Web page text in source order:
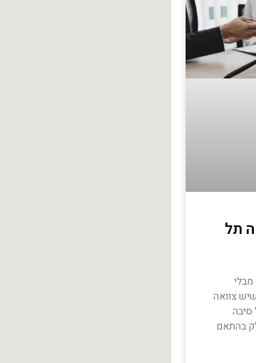
תל
צוואה
בהתאם